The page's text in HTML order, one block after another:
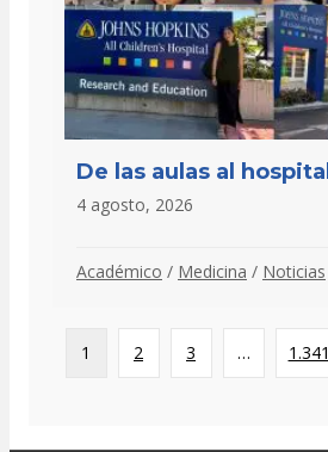
De las aulas al hospital
4 agosto, 2026
Académico / Medicina / Noticias
1 2 3 … 1.341